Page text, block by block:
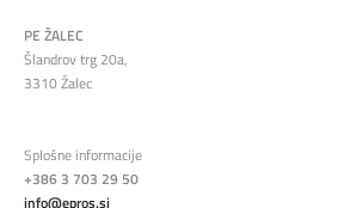
PE ŽALEC
Šlandrov trg 20a,
3310 Žalec
Splošne informacije
+386 3 703 29 50
info@epros.si